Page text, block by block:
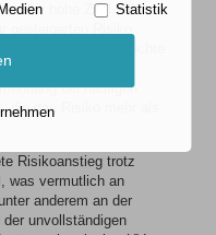
oder hohe Zahl solcher
gesteigerten Risiko
Sonnenbrand reichte
zu erhöhen. Am
bei häufigen
die das Risiko mehr als
Risikoanstieg trotz
was vermutlich an
anderem an der
unvollständigen
Statistik